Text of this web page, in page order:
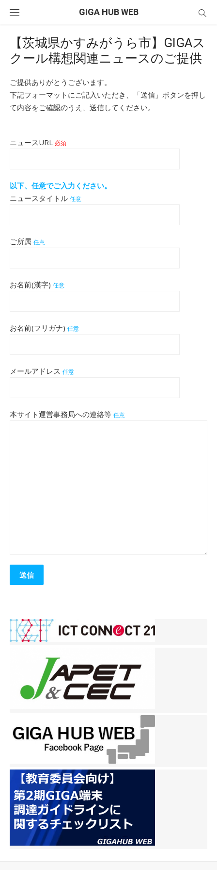
GIGA HUB WEB
【茨城県かすみがうら市】GIGAス
クール構想関連ニュースのご提供
ご提供ありがとうございます。
下記フォーマットにご記入いただき、「送信」ボタンを押し
て内容をご確認のうえ、送信してください。
ニュースURL 必須
以下、任意でご入力ください。
ニュースタイトル 任意
ご所属 任意
お名前(漢字) 任意
お名前(フリガナ) 任意
メールアドレス 任意
本サイト運営事務局への連絡等 任意